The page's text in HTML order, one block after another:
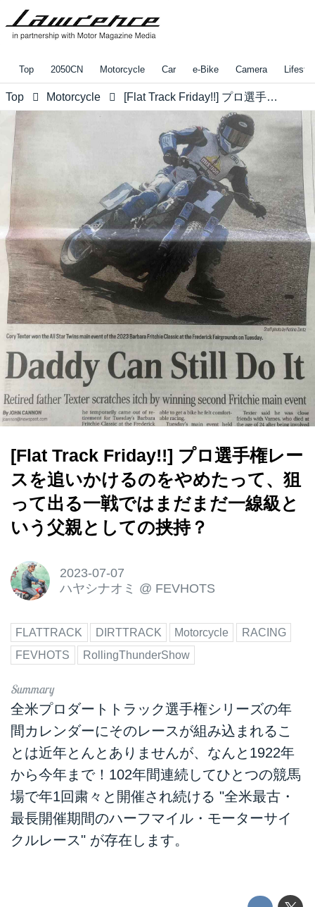
Top 2050CN Motorcycle Car e-Bike Camera
Top Motorcycle [Flat Track Friday!!] プロ選手権レースを追いかけるのをやめたって、狙って出る一戦ではまだまだ一線級という父親としての挟持？
[Flat Track Friday!!] プロ選手権レー
スを追いかけるのをやめたって、狙
って出る一戦ではまだまだ一線級と
いう父親としての挟持？
2023-07-07
ハヤシナオミ @ FEVHOTS
FLATTRACK DIRTTRACK Motorcycle
RACING
FEVHOTS
RollingThunderShow
全米プロダートトラック選手権シリーズの年
間カレンダーにそのレースが組み込まれるこ
とは近年とんとありませんが、なんと1922年
から今年まで！102年間連続してひとつの競馬
場で年1回粛々と開催され続ける "全米最古・
最長開催期間のハーフマイル・モーターサイ
クルレース" が存在します。